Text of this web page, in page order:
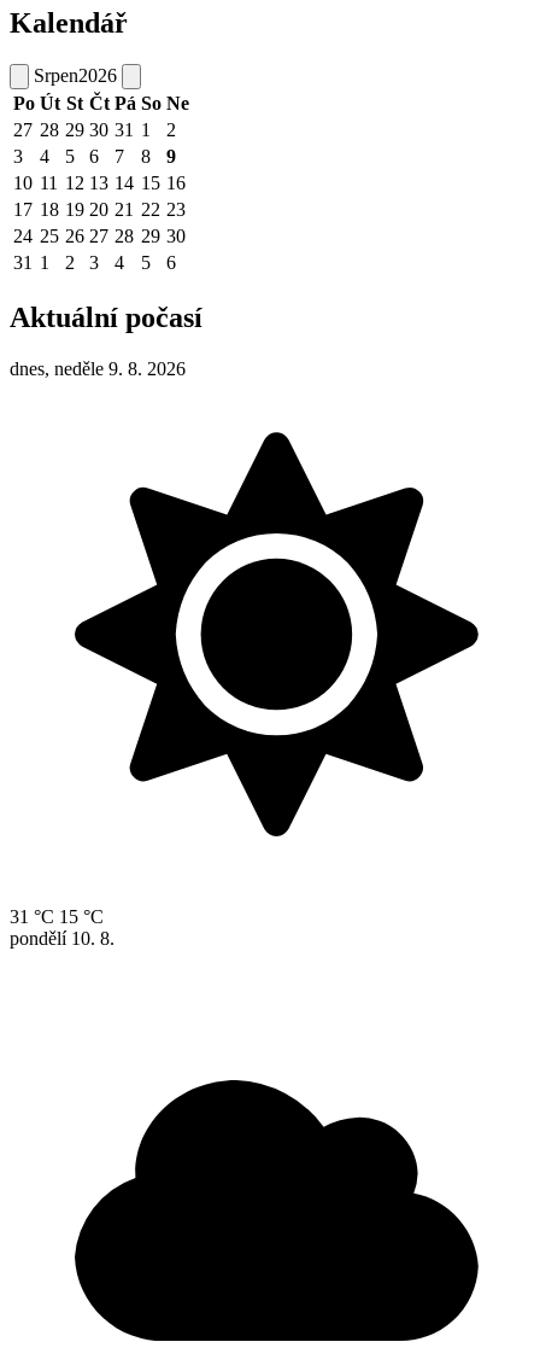
Kalendář
Srpen2026
Po Út St Čt Pá So Ne
27 28 29 30 31 1
2
3
4 5 6 7 8
9
10 11 12 13 14 15 16
17 18 19 20 21 22 23
24 25 26 27 28 29 30
31 1 2 3 4 5 6
Aktuální počasí
dnes, neděle 9. 8. 2026
31 °C 15 °C
pondělí 10. 8.